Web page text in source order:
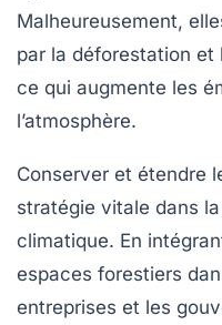
Malheureusement,
par la déforestation
ce qui augmente les
l’atmosphère.
Conserver et étendre
stratégie vitale dans
climatique. En
espaces forestiers
entreprises et les